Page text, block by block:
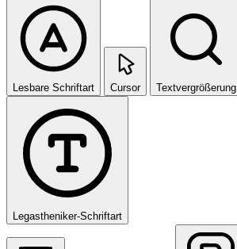
Lesbare Schriftart Cursor Textvergrößerung
Legastheniker-Schriftart